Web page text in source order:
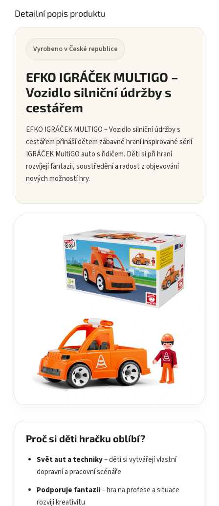
Detailní popis produktu
Vyrobeno v České republice
EFKO IGRÁČEK MULTIGO –
Vozidlo silniční údržby s
cestářem
EFKO IGRÁČEK MULTIGO – Vozidlo silniční údržby s
cestářem přináší dětem zábavné hraní inspirované sérií
IGRÁČEK MultiGO auto s řidičem. Děti si při hraní
rozvíjejí fantazii, soustředění a radost z objevování
nových možností hry.
Proč si děti hračku oblíbí?
Svět aut a techniky– děti si vytvářejí vlastní
dopravní a pracovní scénáře
Podporuje fantazii– hra na profese a situace
rozvíjí kreativitu